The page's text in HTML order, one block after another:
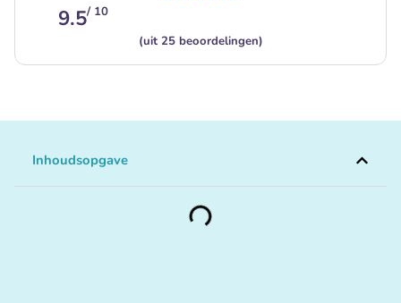
9.5/ 10
(uit 25 beoordelingen)
Inhoudsopgave